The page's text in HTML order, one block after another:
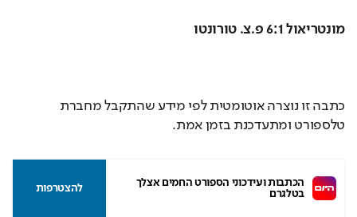
מונטריאול 6:1 פ.צ. טורונטו
כתבה זו נוצרה אוטומטית לפי מידע שהתקבל מחברת
טלספורט ומתעדכנת בזמן אמת.
בטלגרם
להצטרפות